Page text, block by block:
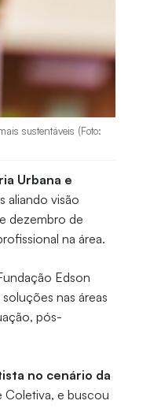
sustentáveis (Foto:
Urbana e
aliando visão
dezembro de
na área.
Edson
nas áreas
pós-
no cenário da
Coletiva, e buscou